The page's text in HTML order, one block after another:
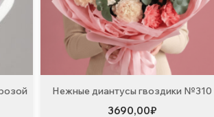
Нежные диантусы гвоздики №310
3690,00₽